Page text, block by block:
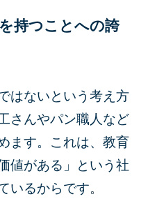
持つことへの誇
はないという考え方
さんやパン職人など
ます。これは、教育
値がある」という社
いるからです。